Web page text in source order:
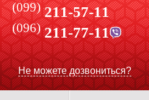
(099) 211-57-11
(096)211-77-11
Не можете дозвониться?